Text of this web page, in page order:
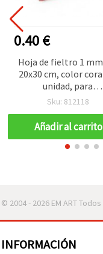
0.40 €
Hoja de fieltro 1
20x30 cm, color
unidad, para
manualidades DIY,
decoración
Sku: 812118
Añadir al carrito
© 2004 - 2026 EM ART
INFORMACIÓN